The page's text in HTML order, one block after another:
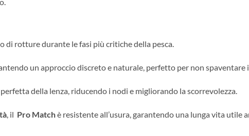
di rotture durante le fasi più critiche della pesca.
un approccio discreto e naturale, perfetto per non spaventare
della lenza, riducendo i nodi e migliorando la scorrevolezza.
, il Pro Matchè resistente all’usura, garantendo una lunga vita utile